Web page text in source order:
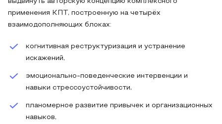
выдвинуть авторскую концепцию комплексного
применения КПТ, построенную на четырёх
взаимодополняющих блоках:
когнитивная реструктуризация и устранение
искажений,
эмоционально-поведенческие интервенции и
навыки стрессоустойчивости,
планомерное развитие привычек и организационных
навыков,